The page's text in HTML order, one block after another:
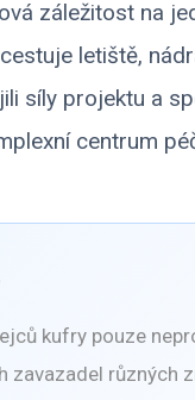
záležitost na
letiště,
síly projektu a
centrum
kufry pouze
zavazadel různých